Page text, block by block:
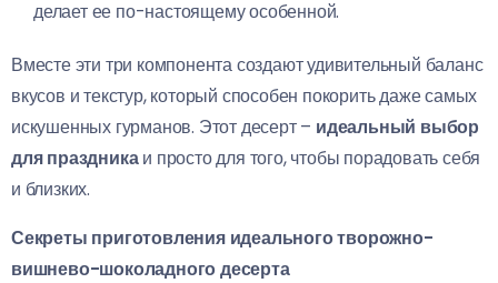
делает ее по-настоящему особенной.
Вместе эти три компонента создают удивительный баланс
вкусов и текстур, который способен покорить даже самых
искушенных гурманов. Этот десерт – идеальный выбор
для праздникаи просто для того, чтобы порадовать себя
и близких.
Секреты приготовления идеального творожно-
вишнево-шоколадного десерта